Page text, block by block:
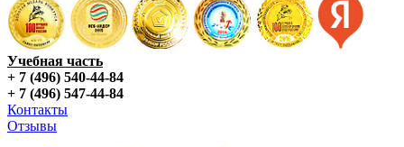
Учебная часть
+ 7 (496) 540-44-84
+ 7 (496) 547-44-84
Контакты
Отзывы